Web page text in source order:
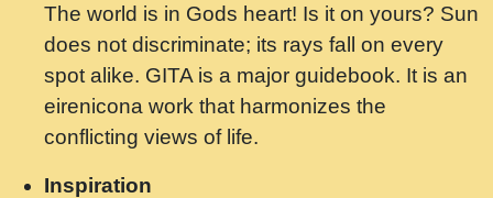
Shri ravinandan shastri ji maharaj.mp3
मन अशांत मंत्र जाप - गीता प्रेरणा -Swami
Gyananand Ji Maharaj.mp3
मन बध लय परम वल कगन Special Shyam
Saawariya.mp3
The world is in Gods heart! Is it on yours? Sun
does not discriminate; its rays fall on every
spot alike. GITA is a major guidebook. It is an
eirenicona work that harmonizes the
conflicting views of life.
Inspiration